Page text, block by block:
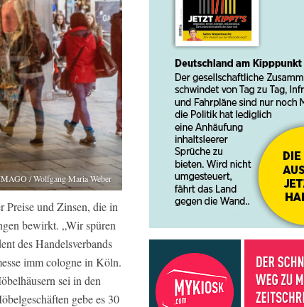
/ Wolfgang Maria Weber
Preise und Zinsen, die in
bewirkt. „Wir spüren
des Handelsverbands
imm cologne in Köln.
sei in den
gebe es 30